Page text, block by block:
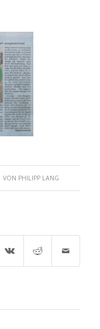
VON PHILIPP LANG